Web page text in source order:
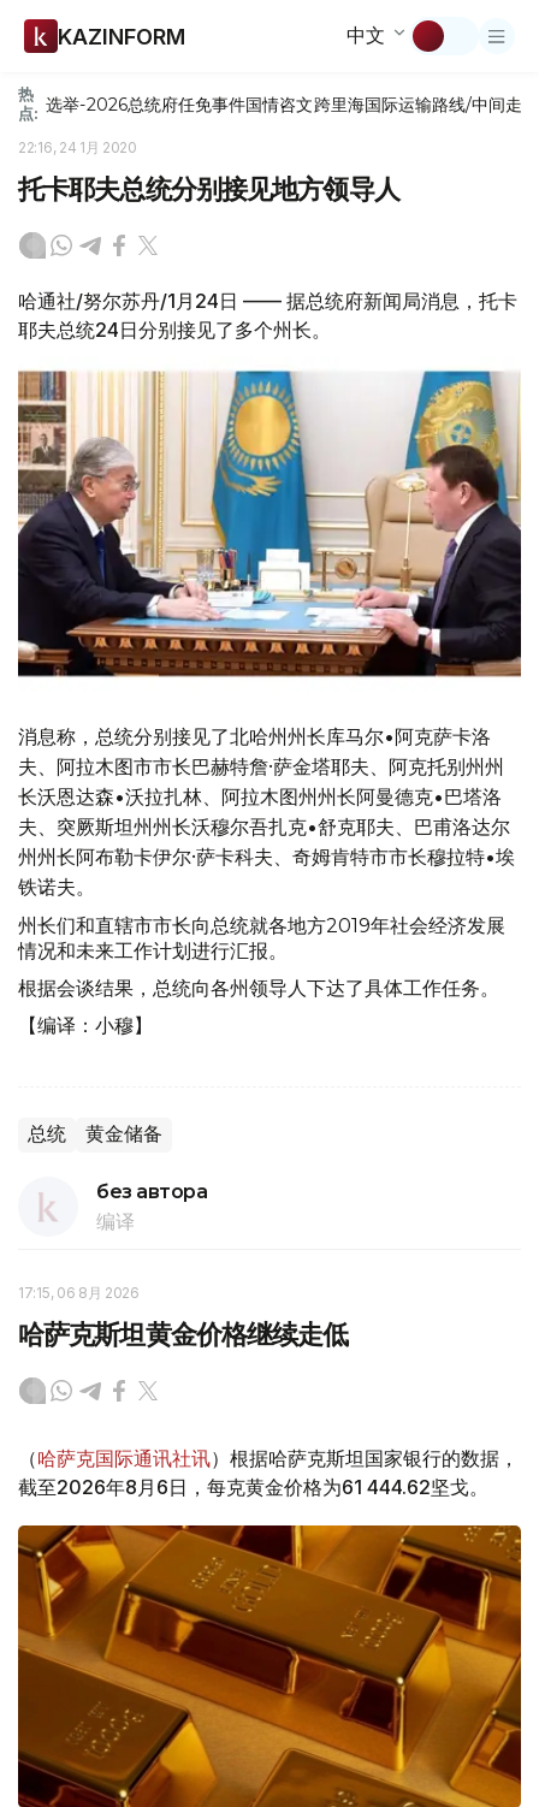
KAZINFORM 中文
热
点: 选举-2026总统府任免事件国情咨文跨里海国际运输路线/中间走廊
22:16, 24 1月 2020
托卡耶夫总统分别接见地方领导人
哈通社/努尔苏丹/1月24日 —— 据总统府新闻局消息，托卡
耶夫总统24日分别接见了多个州长。
消息称，总统分别接见了北哈州州长库马尔•阿克萨卡洛
夫、阿拉木图市市长巴赫特詹·萨金塔耶夫、阿克托别州州
长沃恩达森•沃拉扎林、阿拉木图州州长阿曼德克•巴塔洛
夫、突厥斯坦州州长沃穆尔吾扎克•舒克耶夫、巴甫洛达尔
州州长阿布勒卡伊尔·萨卡科夫、奇姆肯特市市长穆拉特•埃
铁诺夫。
州长们和直辖市市长向总统就各地方2019年社会经济发展
情况和未来工作计划进行汇报。
根据会谈结果，总统向各州领导人下达了具体工作任务。
【编译：小穆】
总统 黄金储备
без автора
编译
17:15, 06 8月 2026
哈萨克斯坦黄金价格继续走低
（哈萨克国际通讯社讯）根据哈萨克斯坦国家银行的数据，
截至2026年8月6日，每克黄金价格为61 444.62坚戈。